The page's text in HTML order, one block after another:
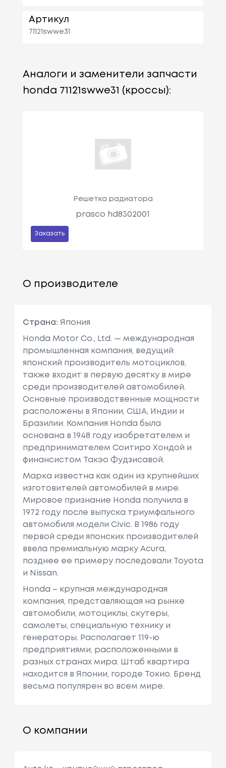
Артикул
71121swwe31
Аналоги и заменители запчасти
honda 71121swwe31 (кроссы):
Решетка радиатора
prasco hd8302001
Заказать
О производителе
Страна: Япония
Honda Motor Co., Ltd. — международная
промышленная компания, ведущий
японский производитель мотоциклов,
также входит в первую десятку в мире
среди производителей автомобилей.
Основные производственные мощности
расположены в Японии, США, Индии и
Бразилии. Компания Honda была
основана в 1948 году изобретателем и
предпринимателем Соитиро Хондой и
финансистом Такэо Фудзисавой.
Марка известна как один из крупнейших
изготовителей автомобилей в мире.
Мировое признание Honda получила в
1972 году после выпуска триумфального
автомобиля модели Civic. В 1986 году
первой среди японских производителей
ввела премиальную марку Acura,
позднее ее примеру последовали Toyota
и Nissan.
Honda – крупная международная
компания, представляющая на рынке
автомобили, мотоциклы, скутеры,
самолеты, специальную технику и
генераторы. Располагает 119-ю
предприятиями, расположенными в
разных странах мира. Штаб квартира
находится в Японии, городе Токио. Бренд
весьма популярен во всем мире.
О компании